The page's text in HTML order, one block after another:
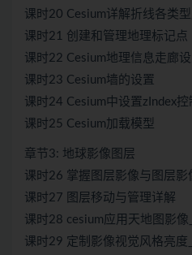
课时20 Cesium详解折线各类
课时21 创建和管理地理标记点
课时22 Cesium地理信息走廊
课时23 Cesium墙的设置
课时24 Cesium中设置zIndex
课时25 Cesium加载模型
章节3: 地球影像图层
课时26 掌握图层影像与图层影
课时27 图层移动与管理详解
课时28 cesium应用天地图影像
课时29 定制影像视觉风格亮度